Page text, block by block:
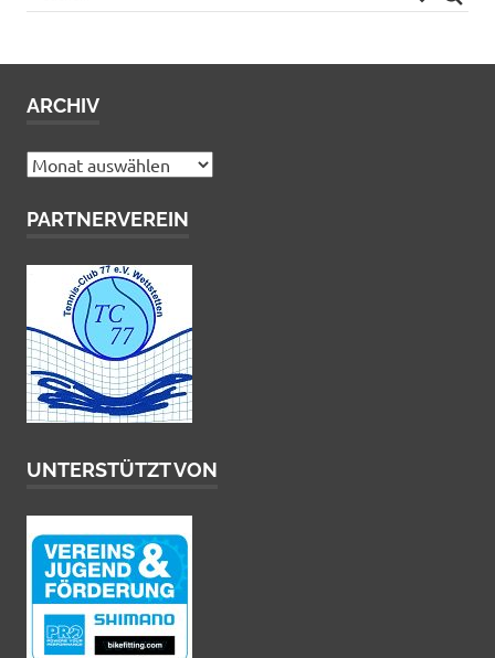
ARCHIV
Archiv
PARTNERVEREIN
UNTERSTÜTZT VON